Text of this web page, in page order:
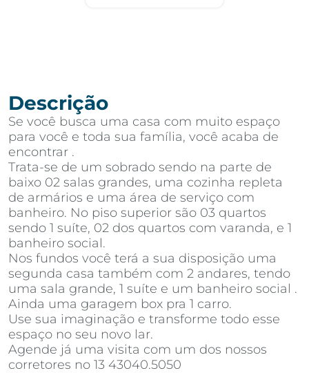
Descrição
Se você busca uma casa com muito espaço
para você e toda sua família, você acaba de
encontrar .
Trata-se de um sobrado sendo na parte de
baixo 02 salas grandes, uma cozinha repleta
de armários e uma área de serviço com
banheiro. No piso superior são 03 quartos
sendo 1 suíte, 02 dos quartos com varanda, e 1
banheiro social.
Nos fundos você terá a sua disposição uma
segunda casa também com 2 andares, tendo
uma sala grande, 1 suíte e um banheiro social .
Ainda uma garagem box pra 1 carro.
Use sua imaginação e transforme todo esse
espaço no seu novo lar.
Agende já uma visita com um dos nossos
corretores no 13 43040.5050